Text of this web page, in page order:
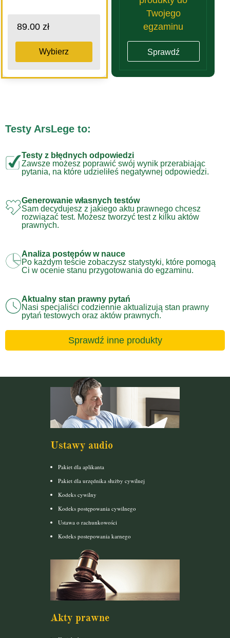
89.00 zł
Wybierz
Twojego
egzaminu
Sprawdź
Testy ArsLege to:
Testy z błędnych odpowiedzi
Zawsze możesz poprawić swój wynik przerabiając
pytania, na które udzieliłeś negatywnej odpowiedzi.
Generowanie własnych testów
Sam decydujesz z jakiego aktu prawnego chcesz
rozwiązać test. Możesz tworzyć test z kilku aktów
prawnych.
Analiza postępów w nauce
Po każdym teście zobaczysz statystyki, które pomogą
Ci w ocenie stanu przygotowania do egzaminu.
Aktualny stan prawny pytań
Nasi specjaliści codziennie aktualizują stan prawny
pytań testowych oraz aktów prawnych.
Sprawdź inne produkty
Ustawy audio
Pakiet dla aplikanta
Pakiet dla urzędnika służby cywilnej
Kodeks cywilny
Kodeks postępowania cywilnego
Ustawa o rachunkowości
Kodeks postepowania karnego
Akty prawne